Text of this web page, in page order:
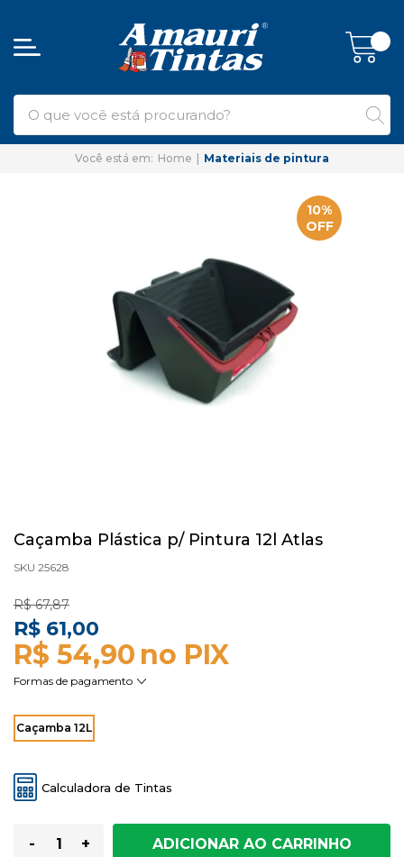
Home Materiais de pintura
10%
OFF
Caçamba Plástica p/ Pintura 12l Atlas
SKU 25628
R$ 67,87
R$ 61,00
R$ 54,90
Caçamba 12L
Calculadora de Tintas
- +